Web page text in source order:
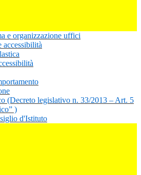
e organizzazione uffici
accessibilità
(Decreto legislativo n. 33/2013 – Art. 5
)
d'Istituto